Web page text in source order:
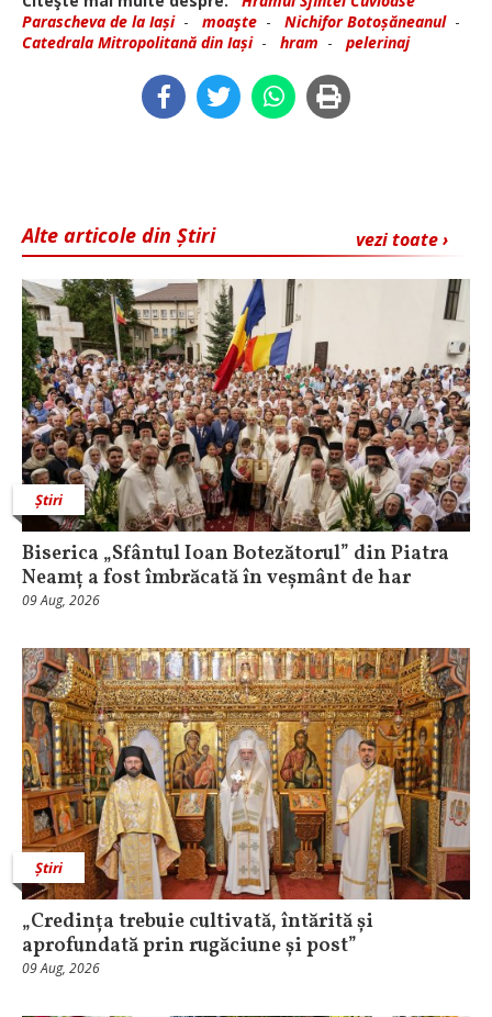
Parascheva de la Iași- moaşte - Nichifor Botoșăneanul-
Catedrala Mitropolitană din Iași- hram - pelerinaj
vezi toate ›
Alte articole din Știri
Știri
Biserica „Sfântul Ioan Botezătorul” din Piatra
Neamț a fost îmbrăcată în veșmânt de har
09 Aug, 2026
Știri
„Credința trebuie cultivată, întărită și
aprofundată prin rugăciune și post”
09 Aug, 2026